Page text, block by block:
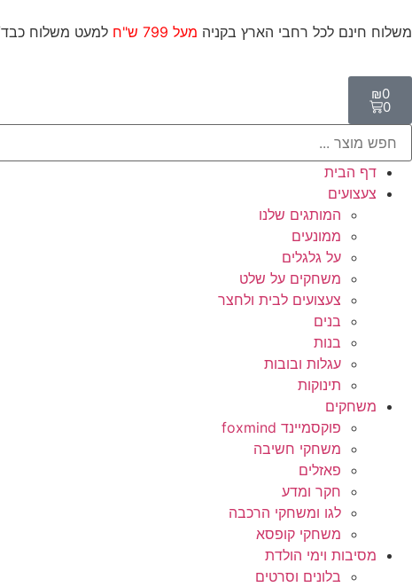
משלוח חינם לכל רחבי הארץ בקניה מעל 799 ש"ח למעט
₪0
0
דף הבית
צעצועים
המותגים שלנו
ממונעים
על גלגלים
משחקים על שלט
צעצועים לבית ולחצר
בנים
בנות
עגלות ובובות
תינוקות
משחקים
פוקסמיינד foxmind
משחקי חשיבה
פאזלים
חקר ומדע
לגו ומשחקי הרכבה
משחקי קופסא
מסיבות וימי הולדת
בלונים וסרטים